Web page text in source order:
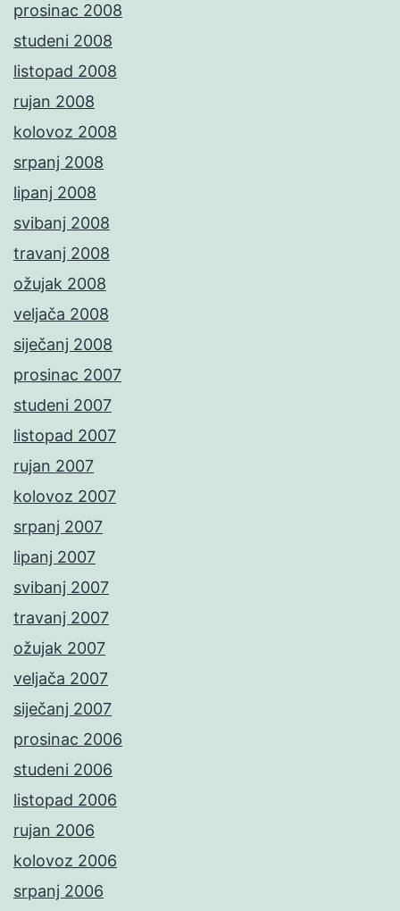
prosinac 2008
studeni 2008
listopad 2008
rujan 2008
kolovoz 2008
srpanj 2008
lipanj 2008
svibanj 2008
travanj 2008
ožujak 2008
veljača 2008
siječanj 2008
prosinac 2007
studeni 2007
listopad 2007
rujan 2007
kolovoz 2007
srpanj 2007
lipanj 2007
svibanj 2007
travanj 2007
ožujak 2007
veljača 2007
siječanj 2007
prosinac 2006
studeni 2006
listopad 2006
rujan 2006
kolovoz 2006
srpanj 2006